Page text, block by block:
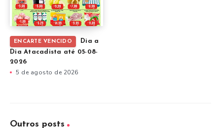
ENCARTE VENCIDO
Dia a
Dia Atacadista até 05-08-
2026
5 de agosto de 2026
Outros posts